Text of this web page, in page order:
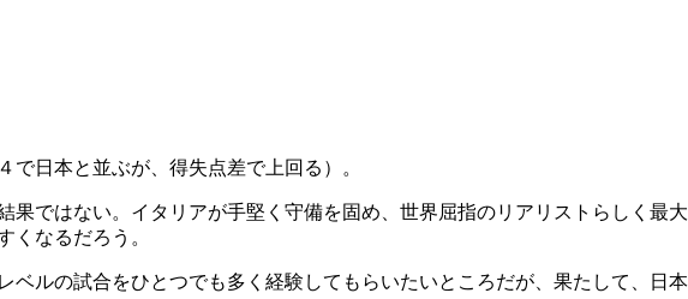
日本と並ぶが、得失点差で上回る）。
ではない。イタリアが手堅く守備を固め、世界屈指のリアリストらしく最大
くなるだろう。
ルの試合をひとつでも多く経験してもらいたいところだが、果たして、日本